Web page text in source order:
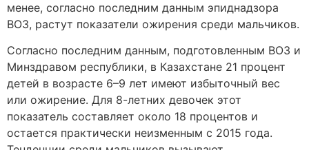
менее, согласно последним данным эпиднадзора
ВОЗ, растут показатели ожирения среди мальчиков.
Согласно последним данным, подготовленным ВОЗ и
Минздравом республики, в Казахстане 21 процент
детей в возрасте 6–9 лет имеют избыточный вес
или ожирение. Для 8-летних девочек этот
показатель составляет около 18 процентов и
остается практически неизменным с 2015 года.